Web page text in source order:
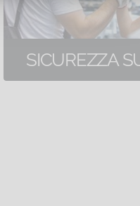
SICUREZZA
153 corsi di